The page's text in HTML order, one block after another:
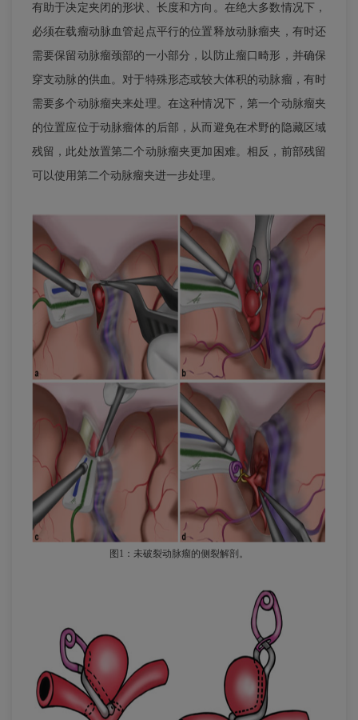
有助于决定夹闭的形状、长度和方向。在绝大多数情况下，
必须在载瘤动脉血管起点平行的位置释放动脉瘤夹，有时还
需要保留动脉瘤颈部的一小部分，以防止瘤口畸形，并确保
穿支动脉的供血。对于特殊形态或较大体积的动脉瘤，有时
需要多个动脉瘤夹来处理。在这种情况下，第一个动脉瘤夹
的位置应位于动脉瘤体的后部，从而避免在术野的隐藏区域
残留，此处放置第二个动脉瘤夹更加困难。相反，前部残留
可以使用第二个动脉瘤夹进一步处理。
图1：未破裂动脉瘤的侧裂解剖。